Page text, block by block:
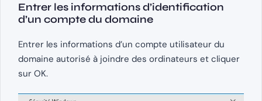
Entrer les informations d’identification
d’un compte du domaine
Entrer les informations d’un compte utilisateur du
domaine autorisé à joindre des ordinateurs et cliquer
sur OK.